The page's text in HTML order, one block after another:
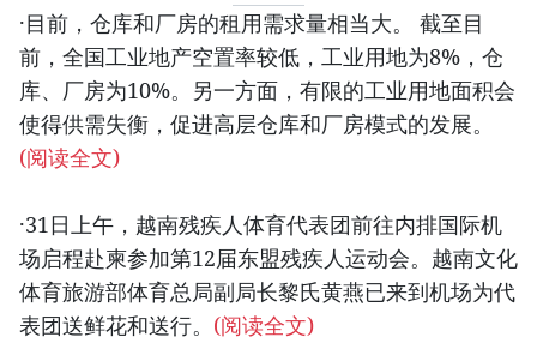
·目前，仓库和厂房的租用需求量相当大。 截至目
前，全国工业地产空置率较低，工业用地为8%，仓
库、厂房为10%。另一方面，有限的工业用地面积会
使得供需失衡，促进高层仓库和厂房模式的发展。
(阅读全文)
·31日上午，越南残疾人体育代表团前往内排国际机
场启程赴柬参加第12届东盟残疾人运动会。越南文化
体育旅游部体育总局副局长黎氏黄燕已来到机场为代
表团送鲜花和送行。 (阅读全文)